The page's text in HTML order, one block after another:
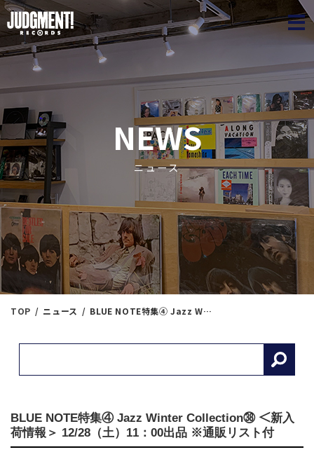
NEWS
ニュース
TOP ニュース BLUE NOTE特集④ Jazz Winter Collection㊳ ＜新入荷情報＞ 12/28（土）11：00出品 ※通販リスト付
BLUE NOTE特集④ Jazz Winter Collection㊳ ＜新入
荷情報＞ 12/28（土）11：00出品 ※通販リスト付